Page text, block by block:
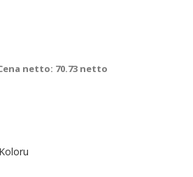
netto: 70.73 netto